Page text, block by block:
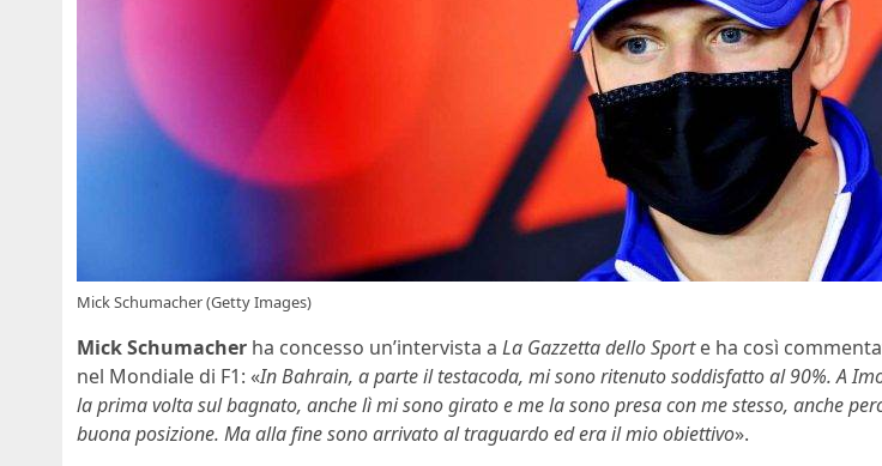
Mick Schumacher (Getty Images)
Mick Schumacher ha concesso un’intervista a La Gazzetta dello Sporte ha così
nel Mondiale di F1: «In Bahrain, a parte il testacoda, mi sono ritenuto soddisfatto al 90%. A
la prima volta sul bagnato, anche lì mi sono girato e me la sono presa con me stesso, anche
buona posizione. Ma alla fine sono arrivato al traguardo ed era il mio obiettivo».